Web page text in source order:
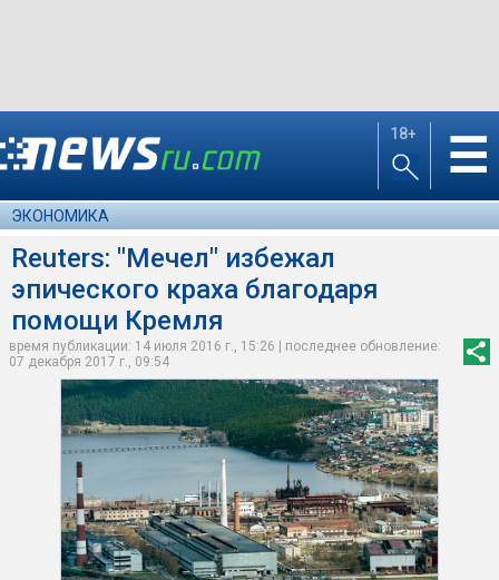
18+ ☰
ЭКОНОМИКА
Reuters: "Мечел" избежал
эпического краха благодаря
помощи Кремля
время публикации: 14 июля 2016 г., 15:26 | последнее обновление:
07 декабря 2017 г., 09:54